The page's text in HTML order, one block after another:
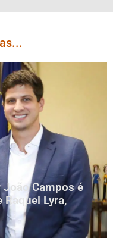
Campos é
Lyra,